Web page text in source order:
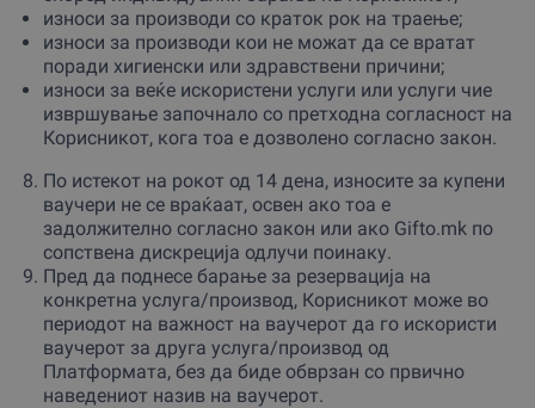
износи за производи со краток рок на траење;
износи за производи кои не можат да се вратат
поради хигиенски или здравствени причини;
износи за веќе искористени услуги или услуги чие
извршување започнало со претходна согласност на
Корисникот, кога тоа е дозволено согласно закон.
По истекот на рокот од 14 дена, износите за купени
ваучери не се враќаат, освен ако тоа е
задолжително согласно закон или ако Gifto.mk по
сопствена дискреција одлучи поинаку.
Пред да поднесе барање за резервација на
конкретна услуга/производ, Корисникот може во
периодот на важност на ваучерот да го искористи
ваучерот за друга услуга/производ од
Платформата, без да биде обврзан со првично
наведениот назив на ваучерот.